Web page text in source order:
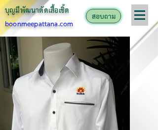
บุญมีพัฒนาตัดเสื้อเชิ้ต
boonmeepattana.com
สอบถาม